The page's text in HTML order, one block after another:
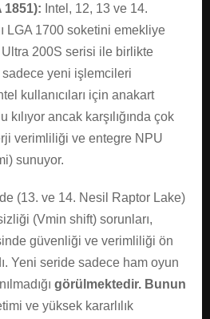
1851): Intel, 12, 13 ve 14.
LGA 1700 soketini emekliye
Ultra 200S serisi ile birlikte
yeni işlemcileri
kullanıcıları için anakart
ancak karşılığında çok
verimliliği ve entegre NPU
sunuyor.
(13. ve 14. Nesil Raptor Lake)
(Vmin shift) sorunları,
güvenliği ve verimliliği ön
Yeni seride sadece ham oyun
görülmektedir. Bunun
ve yüksek kararlılık